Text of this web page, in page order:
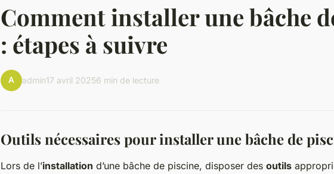
Comment installer une bâche
: étapes à suivre
A admin17 avril 20256 min de lecture
Outils nécessaires pour installer une bâche de
Lors de l’installation d’une bâche de piscine, disposer des outils